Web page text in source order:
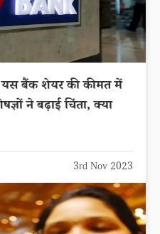
बैंक शेयर की कीमत में
ने बढ़ाई चिंता, क्या
3rd Nov 2023